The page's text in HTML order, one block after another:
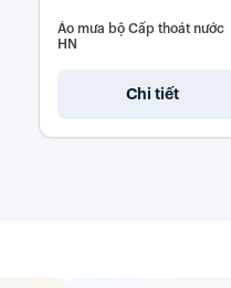
Áo mưa bộ Cấp thoát nước
HN
Chi tiết